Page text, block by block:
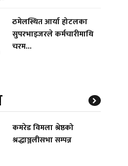
ठमेलस्थित आर्या होटलका
सुपरभाइजरले कर्मचारीमाथि
चरम...
कमरेड विमला श्रेष्ठको
श्रद्धाञ्जलीसभा सम्पन्न